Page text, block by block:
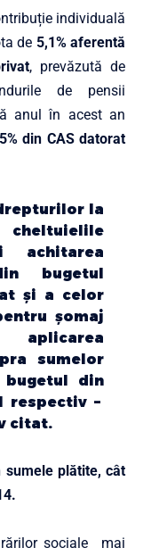
individuală
de 5,1% aferentă
, prevăzută de
de pensii
anul în acest an
5% din CAS datorat
la
cheltuielile
achitarea
bugetul
și a celor
șomaj
sumelor
din
respectiv –
citat.
sumele plătite, cât
sociale mai